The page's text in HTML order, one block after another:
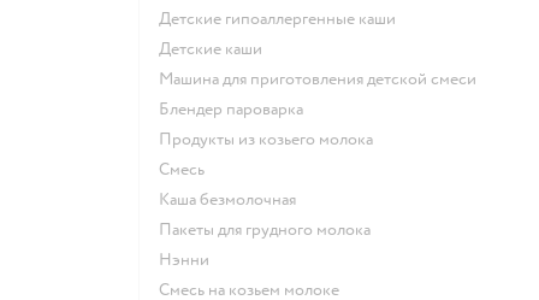
Детские гипоаллергенные каши
детские каши
машина для приготовления детской смеси
блендер пароварка
продукты из козьего молока
смесь
каша безмолочная
пакеты для грудного молока
нэнни
смесь на козьем молоке